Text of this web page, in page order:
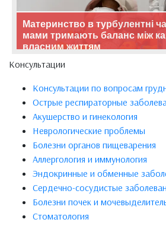
Материнство в турбулентні
мами тримають баланс між
власним життям
Консультации
Консультации по вопросам
Острые респираторные
Акушерство и гинекология
Неврологические проблемы
Болезни органов пищеварения
Аллергология и иммунология
Эндокринные и обменные
Сердечно-сосудистые
Болезни почек и
Стоматология